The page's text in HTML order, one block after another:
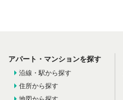
アパート・マンションを探す
沿線・駅から探す
住所から探す